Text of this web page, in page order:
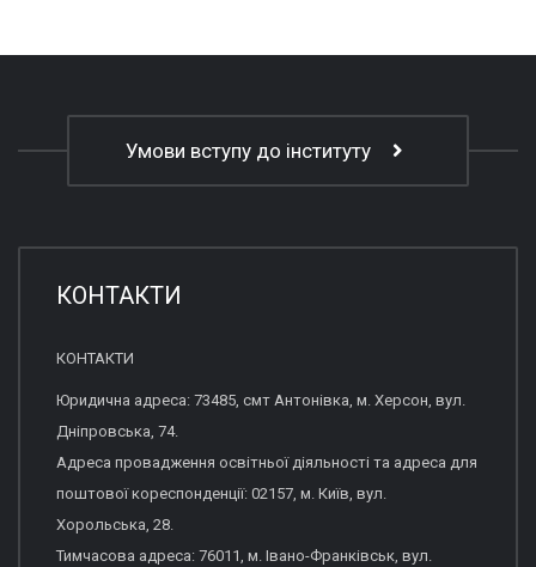
Умови вступу до інституту
КОНТАКТИ
КОНТАКТИ
Юридична адреса: 73485, смт Антонівка, м. Херсон, вул.
Дніпровська, 74.
Адреса провадження освітньої діяльності та адреса для
поштової кореспонденції: 02157, м. Київ, вул.
Хорольська, 28.
Тимчасова адреса: 76011, м. Івано-Франківськ, вул.